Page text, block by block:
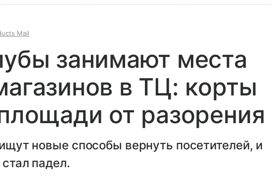
Mail
занимают места
в ТЦ: корты
от разорения
новые способы вернуть посетителей, и
падел.